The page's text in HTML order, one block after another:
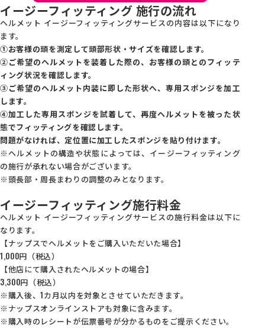
イージーフィッティング 施行の流れ
ヘルメット イージーフィッティングサービスの内容は以下になり
ます。
①お客様の頭を測定して頭部形状・サイズを確認します。
②ご希望のヘルメットを装着した際の、お客様の頭とのフィッテ
ィング状況を確認します。
③ご希望のヘルメット内装に即した形状へ、専用スポンジを加工
します。
④加工した専用スポンジを試着して、再度ヘルメットを被った状
態でフィッティングを確認します。
問題がなければ、定位置に加工したスポンジを貼り付けます。
※ヘルメットの構造や状態によっては、イージーフィッティング
の施行が承れない場合がございます。
※頭長部・周長まわりの調整のみとなります。
イージーフィッティング施行料金
ヘルメット イージーフィッティングサービスの施行料金は以下に
なります。
【ナップスでヘルメットをご購入いただいた場合】
1,000円（税込）
【他店にて購入されたヘルメットの場合】
3,300円（税込）
※購入後、1カ月以内を対象とさせていただきます。
※ナップスオンラインストアも対象に含みます。
※購入時のレシートが伝票番号が分かるものをご提示ください。